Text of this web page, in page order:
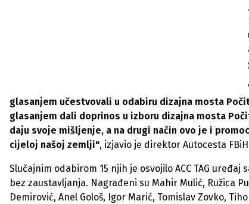
glasanjem učestvovali u odabiru dizajna mosta
glasanjem dali doprinos u izboru dizajna mosta
daju svoje mišljenje, a na drugi način ovo je i
cijeloj našoj zemlji", izjavio je direktor Autocesta
Slučajnim odabirom 15 njih je osvojilo ACC TAG
bez zaustavljanja. Nagrađeni su Mahir Mulić, Ružica
Demirović, Anel Gološ, Igor Marić, Tomislav Zovko,